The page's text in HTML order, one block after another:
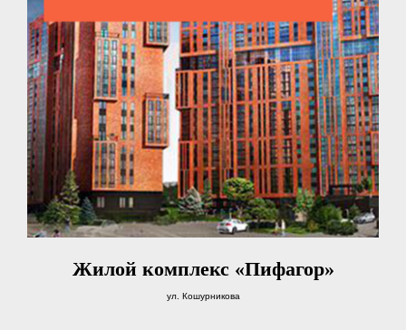
Жилой комплекс «Пифагор»
ул. Кошурникова